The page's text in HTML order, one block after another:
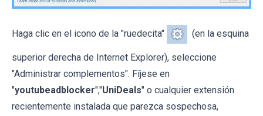
Haga clic en el icono de la "ruedecita" (en la esquina
superior derecha de Internet Explorer), seleccione
"Administrar complementos". Fíjese en
"youtubeadblocker","UniDeals" o cualquier extensión
recientemente instalada que parezca sospechosa,